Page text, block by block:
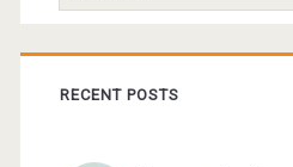
RECENT POSTS